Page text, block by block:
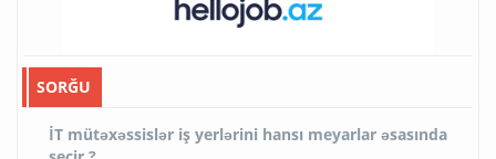
SORĞU
İT mütəxəssislər iş yerlərini hansı meyarlar əsasında